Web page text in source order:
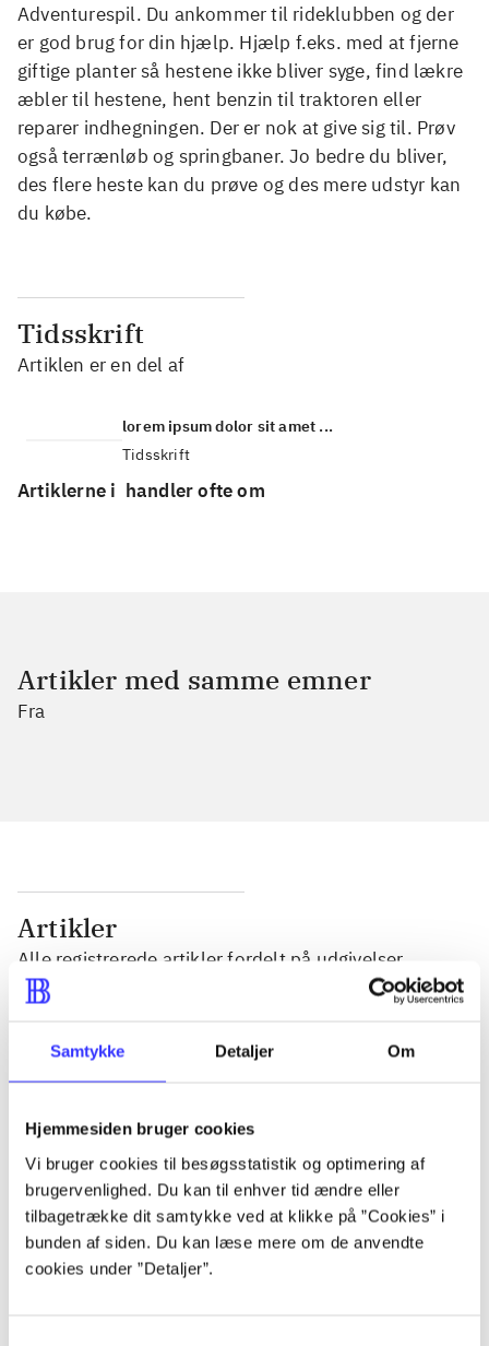
Samtykke Detaljer Om
Hjemmesiden bruger cookies
Vi bruger cookies til besøgsstatistik og optimering af
brugervenlighed. Du kan til enhver tid ændre eller
tilbagetrække dit samtykke ved at klikke på ”Cookies” i
bunden af siden. Du kan læse mere om de anvendte
cookies under ”Detaljer”.
Adventurespil. Du ankommer til rideklubben og der
er god brug for din hjælp. Hjælp f.eks. med at fjerne
giftige planter så hestene ikke bliver syge, find lækre
æbler til hestene, hent benzin til traktoren eller
reparer indhegningen. Der er nok at give sig til. Prøv
også terrænløb og springbaner. Jo bedre du bliver,
des flere heste kan du prøve og des mere udstyr kan
du købe.
Tidsskrift
Artiklen er en del af
lorem ipsum dolor sit amet ...
Tidsskrift
Artiklerne i handler ofte om
Artikler med samme emner
Fra
Artikler
Alle registrerede artikler fordelt på udgivelser
...
...